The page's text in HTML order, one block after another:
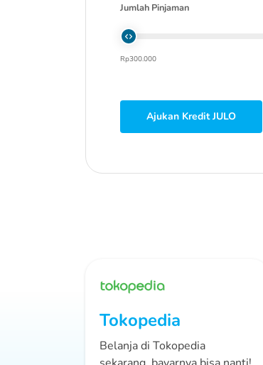
Jumlah Pinjaman
Rp300.000
Ajukan Kredit JULO
Tokopedia
Belanja di Tokopedia